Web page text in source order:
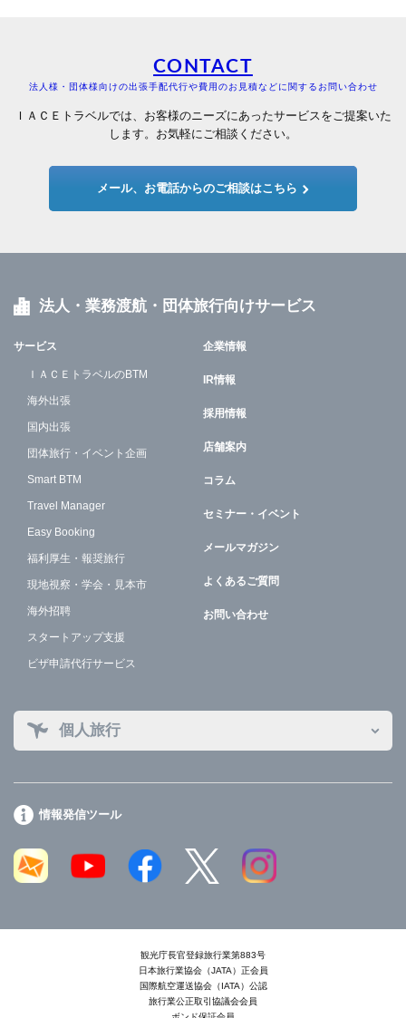
CONTACT
法人様・団体様向けの出張手配代行や費用のお見積などに関するお問い合わせ
ＩＡＣＥトラベルでは、お客様のニーズにあったサービスをご提案いた
します。お気軽にご相談ください。
メール、お電話からのご相談はこちら
法人・業務渡航・団体旅行向けサービス
サービス
ＩＡＣＥトラベルのBTM
海外出張
国内出張
団体旅行・イベント企画
Smart BTM
Travel Manager
Easy Booking
福利厚生・報奨旅行
現地視察・学会・見本市
海外招聘
スタートアップ支援
ビザ申請代行サービス
企業情報
IR情報
採用情報
店舗案内
コラム
セミナー・イベント
メールマガジン
よくあるご質問
お問い合わせ
個人旅行
情報発信ツール
観光庁長官登録旅行業第883号
日本旅行業協会（JATA）正会員
国際航空運送協会（IATA）公認
旅行業公正取引協議会会員